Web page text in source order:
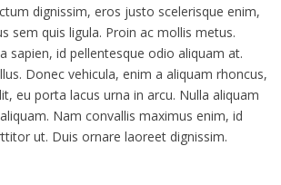
dignissim, eros justo scelerisque enim,
sem quis ligula. Proin ac mollis metus.
sapien, id pellentesque odio aliquam at.
Donec vehicula, enim a aliquam rhoncus,
eu porta lacus urna in arcu. Nulla aliquam
Nam convallis maximus enim, id
ut. Duis ornare laoreet dignissim.